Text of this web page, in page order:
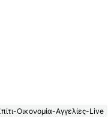
Οικονομία-Αγγελίες-Live